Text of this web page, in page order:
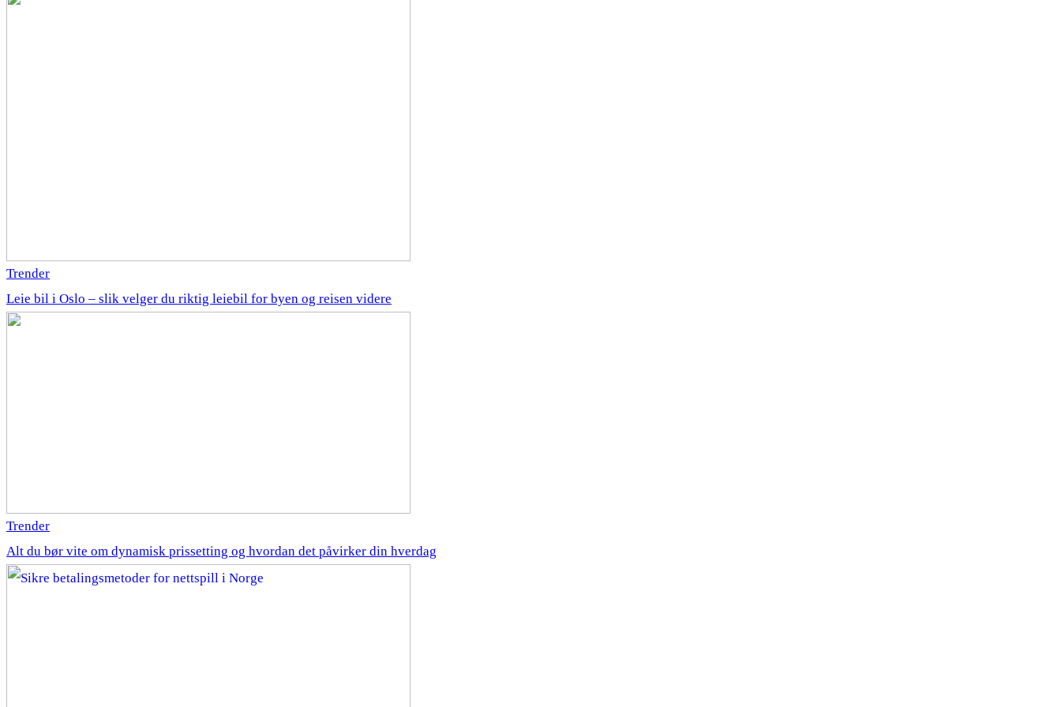
Trender
Leie bil i Oslo – slik velger du riktig leiebil for byen og reisen videre
Trender
Alt du bør vite om dynamisk prissetting og hvordan det påvirker din hverdag